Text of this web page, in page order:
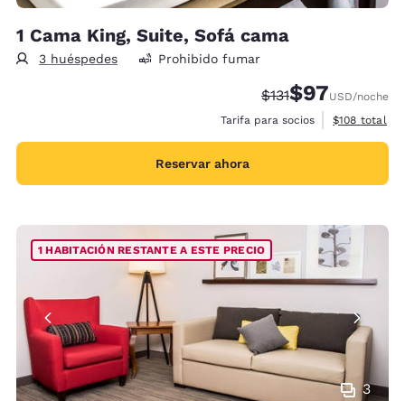
1 Cama King, Suite, Sofá cama
3 huéspedes Prohibido fumar
Precio tachado:
$131Precio con
$97USD/noche
Tarifa para socios
Ver detalles
$108 total
Reservar ahora
3
1 HABITACIÓN RESTANTE A ESTE PRECIO